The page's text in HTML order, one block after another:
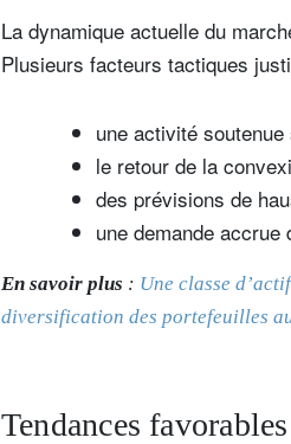
La dynamique actuelle du
Plusieurs facteurs tactiques
une activité
le retour de la
des prévisions de
une demande
En savoir plus : Une classe
diversification des portefeuilles
Tendances